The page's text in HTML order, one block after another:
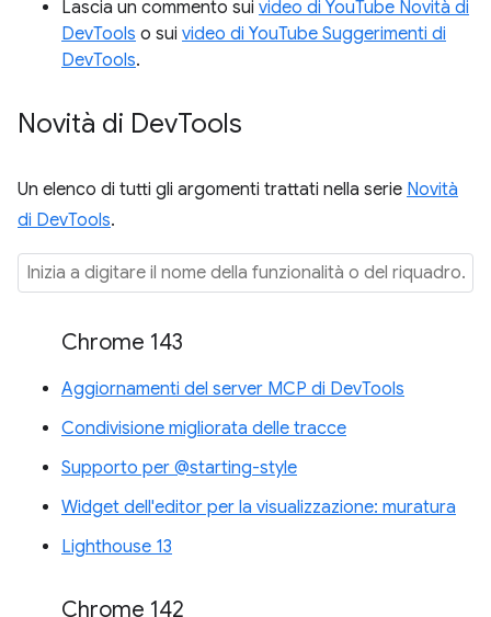
Lascia un commento sui video di YouTube Novità di
DevTools o sui video di YouTube Suggerimenti di
DevTools.
Novità di DevTools
Un elenco di tutti gli argomenti trattati nella serie Novità
di DevTools.
Chrome 143
Aggiornamenti del server MCP di DevTools
Condivisione migliorata delle tracce
Supporto per @starting-style
Widget dell'editor per la visualizzazione: muratura
Lighthouse 13
Chrome 142